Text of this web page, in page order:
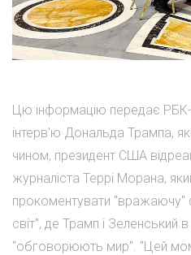
Цю інформацію передає
інтерв'ю Дональда Трампа,
чином, президент США
журналіста Террі Морана,
прокоментувати "вражаючу"
світ", де Трамп і Зеленський
"обговорюють мир". "Цей